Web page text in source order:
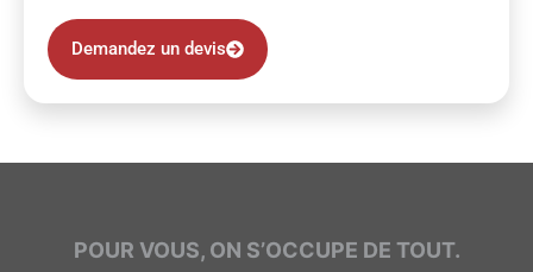
Demandez un devis
POUR VOUS, ON S’OCCUPE DE TOUT.